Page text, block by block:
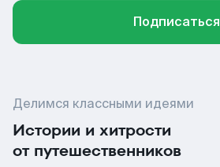
Подписаться
Делимся классными идеями
Истории и хитрости
от путешественников